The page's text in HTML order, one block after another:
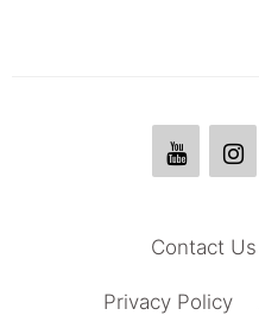
Contact Us
Privacy Policy